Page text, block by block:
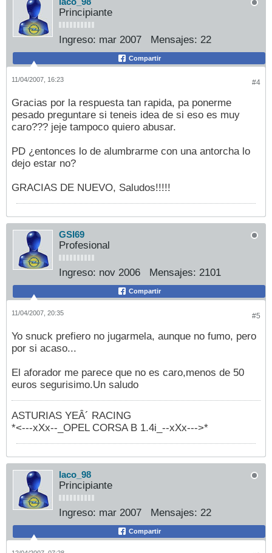
Principiante
Ingreso: mar 2007 Mensajes: 22
Compartir
#4
11/04/2007, 16:23
Gracias por la respuesta tan rapida, pa ponerme
pesado preguntare si teneis idea de si eso es muy
caro??? jeje tampoco quiero abusar.
PD ¿entonces lo de alumbrarme con una antorcha lo
dejo estar no?
GRACIAS DE NUEVO, Saludos!!!!!
GSI69
Profesional
Ingreso: nov 2006 Mensajes: 2101
Compartir
#5
11/04/2007, 20:35
Yo snuck prefiero no jugarmela, aunque no fumo, pero
por si acaso...
El aforador me parece que no es caro,menos de 50
euros segurisimo.Un saludo
ASTURIAS YEÂ´ RACING
*<---xXx--_OPEL CORSA B 1.4i_--xXx--->*
laco_98
Principiante
Ingreso: mar 2007 Mensajes: 22
Compartir